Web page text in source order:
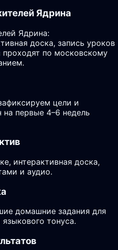
Ядрина
Ядрина:
доска, запись уроков
проходят по московскому
цели и
первые 4–6 недель
интерактивная доска,
и аудио.
домашние задания для
тонуса.